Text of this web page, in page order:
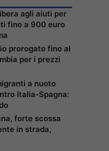
agli aiuti per
fino a 900 euro
prorogato fino al
per i prezzi
a nuoto
Italia-Spagna:
forte scossa
in strada,